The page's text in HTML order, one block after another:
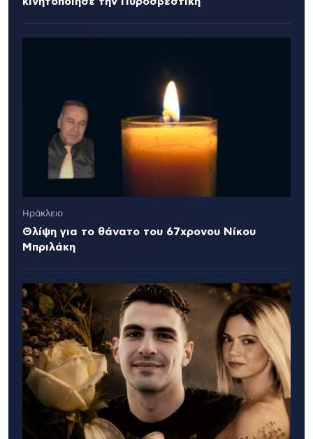
Ηράκλειο
Θλίψη για το θάνατο του 67χρονου Νίκου
Μπριλάκη